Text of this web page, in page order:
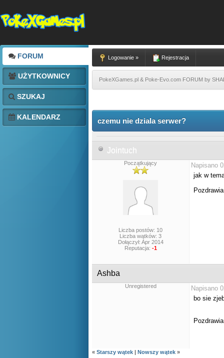
FORUM
UŻYTKOWNICY
SZUKAJ
KALENDARZ
Logowanie » Rejestracja
PokeXGames.pl & Poke-Evo.com FORUM by
czemu nie dziala serwer?
Jointuch
Początkujący
Liczba postów: 10
Liczba wątków: 3
Dołączył: Apr 2014
Reputacja: -1
Napisano
jak w
Ashba
Unregistered
Napisano
bo sie
« Starszy wątek | Nowszy wątek »